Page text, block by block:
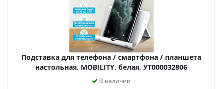
Подставка для телефона / смартфона / планшета
настольная, MOBILITY, белая, УТ000032806
В наличии